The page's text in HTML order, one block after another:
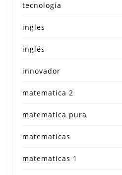
tecnología
ingles
inglés
innovador
matematica 2
matematica pura
matematicas
matematicas 1